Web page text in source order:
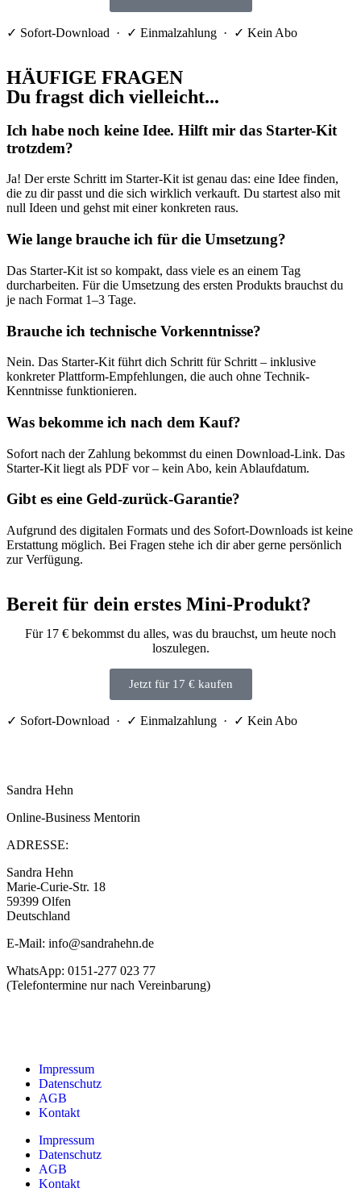
✓ Sofort-Download · ✓ Einmalzahlung · ✓ Kein Abo
HÄUFIGE FRAGEN
Du fragst dich vielleicht...
Ich habe noch keine Idee. Hilft mir das Starter-Kit
trotzdem?
Ja! Der erste Schritt im Starter-Kit ist genau das: eine Idee finden,
die zu dir passt und die sich wirklich verkauft. Du startest also mit
null Ideen und gehst mit einer konkreten raus.
Wie lange brauche ich für die Umsetzung?
Das Starter-Kit ist so kompakt, dass viele es an einem Tag
durcharbeiten. Für die Umsetzung des ersten Produkts brauchst du
je nach Format 1–3 Tage.
Brauche ich technische Vorkenntnisse?
Nein. Das Starter-Kit führt dich Schritt für Schritt – inklusive
konkreter Plattform-Empfehlungen, die auch ohne Technik-
Kenntnisse funktionieren.
Was bekomme ich nach dem Kauf?
Sofort nach der Zahlung bekommst du einen Download-Link. Das
Starter-Kit liegt als PDF vor – kein Abo, kein Ablaufdatum.
Gibt es eine Geld-zurück-Garantie?
Aufgrund des digitalen Formats und des Sofort-Downloads ist keine
Erstattung möglich. Bei Fragen stehe ich dir aber gerne persönlich
zur Verfügung.
Bereit für dein erstes Mini‑Produkt?
Für 17 € bekommst du alles, was du brauchst, um heute noch
loszulegen.
Jetzt für 17 € kaufen
✓ Sofort-Download · ✓ Einmalzahlung · ✓ Kein Abo
Sandra Hehn
Online-Business Mentorin
ADRESSE:
Sandra Hehn
Marie-Curie-Str. 18
59399 Olfen
Deutschland
E-Mail: info@sandrahehn.de
WhatsApp: 0151-277 023 77
(Telefontermine nur nach Vereinbarung)
Impressum
Datenschutz
AGB
Kontakt
Impressum
Datenschutz
AGB
Kontakt